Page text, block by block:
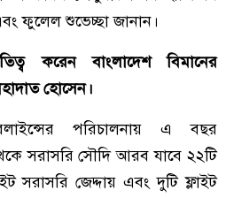
ফুলেল শুভেচ্ছা জানান।
করেন বাংলাদেশ বিমানের
হোসেন।
পরিচালনায় এ বছর
সরাসরি সৌদি আরব যাবে ২২টি
সরাসরি জেদ্দায় এবং দুটি ফ্লাইট